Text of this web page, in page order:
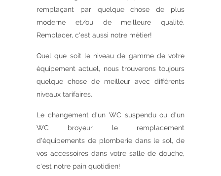
remplaçant par quelque chose de plus
moderne et/ou de meilleure qualité.
Remplacer, c'est aussi notre métier!
Quel que soit le niveau de gamme de votre
équipement actuel, nous trouverons toujours
quelque chose de meilleur avec différents
niveaux tarifaires.
Le changement d'un WC suspendu ou d'un
WC broyeur, le remplacement
d'équipements de plomberie dans le sol, de
vos accessoires dans votre salle de douche,
c'est notre pain quotidien!